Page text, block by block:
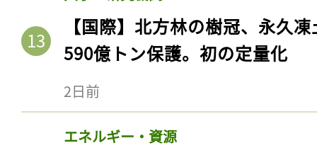
【国際】北方林の樹冠、永久
590億トン保護。初の定量化
2日前
エネルギー・資源